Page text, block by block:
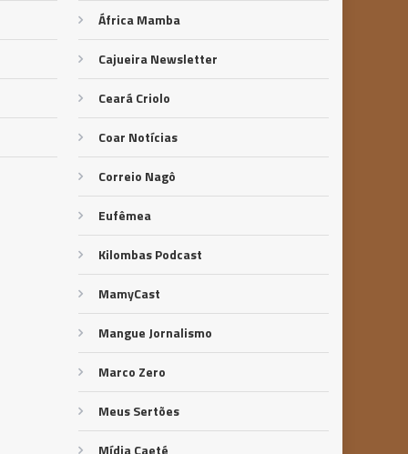
África Mamba
Cajueira Newsletter
Ceará Criolo
Coar Notícias
Correio Nagô
Eufêmea
Kilombas Podcast
MamyCast
Mangue Jornalismo
Marco Zero
Meus Sertões
Mídia Caeté